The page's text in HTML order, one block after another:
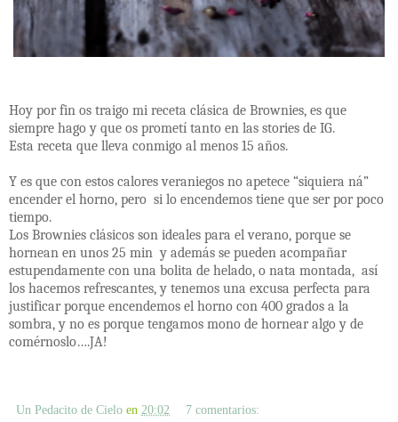
Hoy por fin os traigo mi receta clásica de Brownies, es que
siempre hago y que os prometí tanto en las stories de IG.
Esta receta que lleva conmigo al menos 15 años.
Y es que con estos calores veraniegos no apetece “siquiera ná”
encender el horno, pero si lo encendemos tiene que ser por poco
tiempo.
Los Brownies clásicos son ideales para el verano, porque se
hornean en unos 25 min y además se pueden acompañar
estupendamente con una bolita de helado, o nata montada, así
los hacemos refrescantes, y tenemos una excusa perfecta para
justificar porque encendemos el horno con 400 grados a la
sombra, y no es porque tengamos mono de hornear algo y de
comérnoslo….JA!
Un Pedacito de Cielo en 20:02 7 comentarios: